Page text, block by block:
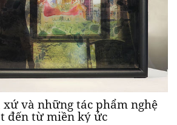
và những tác phẩm nghệ
đến từ miền ký ức